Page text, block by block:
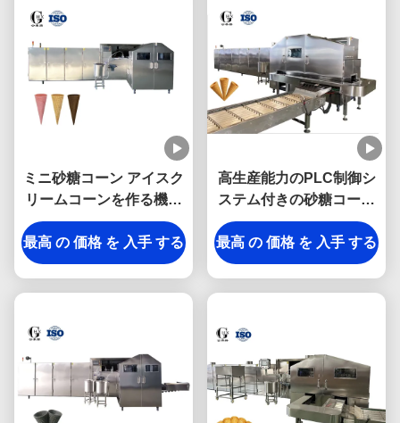
ミニ砂糖コーン アイスク
リームコーンを作る機械
6000pcs/h
最高 の 価格 を 入手 する
高生産能力のPLC制御シ
ステム付きの砂糖コーン
ベーキングマシン
10000pcs/h
最高 の 価格 を 入手 する